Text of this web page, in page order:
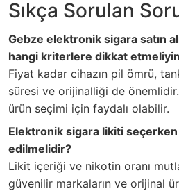
Sıkça Sorulan
Gebze elektronik sigara satın
hangi kriterlere dikkat
Fiyat kadar cihazın pil ömrü,
süresi ve orijinalliği de önemlidir.
ürün seçimi için faydalı olabilir.
Elektronik sigara likiti
edilmelidir?
Likit içeriği ve nikotin oranı
güvenilir markaların ve orijinal